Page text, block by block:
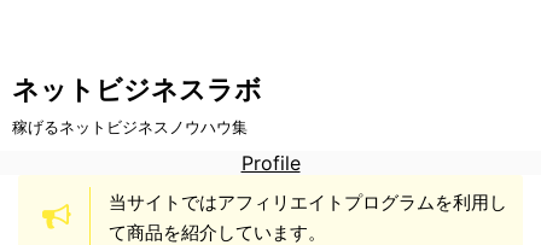
ネットビジネスラボ
稼げるネットビジネスノウハウ集
Profile
当サイトではアフィリエイトプログラムを利用し
て商品を紹介しています。